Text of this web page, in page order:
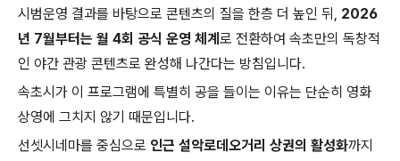
시범운영 결과를 바탕으로 콘텐츠의 질을 한층 더 높인 뒤, 2026
년 7월부터는 월 4회 공식 운영 체계 로 전환하여 속초만의 독창적
인 야간 관광 콘텐츠로 완성해 나간다는 방침입니다.
속초시가 이 프로그램에 특별히 공을 들이는 이유는 단순히 영화
상영에 그치지 않기 때문입니다.
선셋시네마를 중심으로 인근 설악로데오거리 상권의 활성화까지